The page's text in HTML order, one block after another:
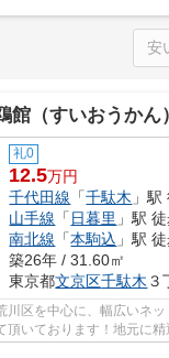
館（すいおうかん）
礼0
12.5万円
千代田線 「千駄木 」
山手線 「 日暮里 」駅
南北線 「本駒込 」駅
築26年 / 31.60㎡
東京都文京区千駄木 ３
川区を中心に、幅広いネ
頂いております！地元に
をさせて頂...